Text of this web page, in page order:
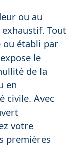
ou au
Tout
ou établi par
le
de la
en
civile. Avec
votre
premières